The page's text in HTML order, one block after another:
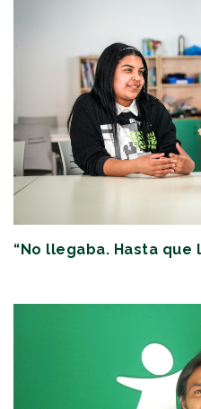
“No llegaba. Hasta que